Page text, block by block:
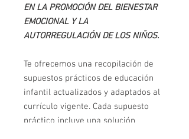
EN LA PROMOCIÓN DEL BIENESTAR
EMOCIONAL Y LA
AUTORREGULACIÓN DE LOS NIÑOS.
Te ofrecemos una recopilación de
supuestos prácticos de educación
infantil actualizados y adaptados al
currículo vigente. Cada supuesto
práctico incluye una solución